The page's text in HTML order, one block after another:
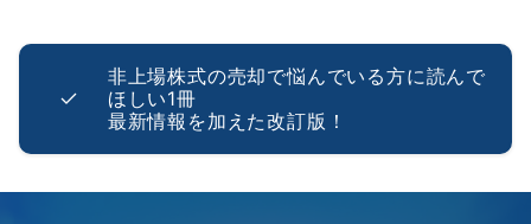
非上場株式の売却で悩んでいる方に読んで
ほしい1冊
最新情報を加えた改訂版！